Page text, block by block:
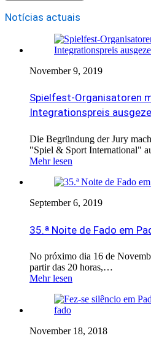
Notícias actuais
November 9, 2019
Spielfest-Organisatoren
Integrationspreis
Die Begründung der Jury
"Spiel & Sport International"
Mehr lesen
September 6, 2019
35.ª Noite de Fado em
No próximo dia 16 de
partir das 20 horas,…
Mehr lesen
November 18, 2018